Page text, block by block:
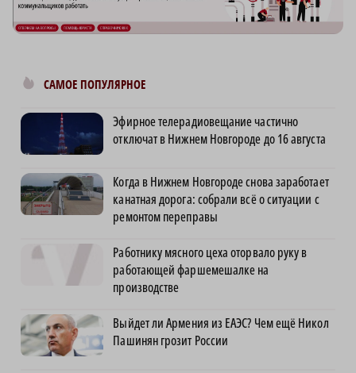
САМОЕ ПОПУЛЯРНОЕ
Эфирное телерадиовещание частично
отключат в Нижнем Новгороде до 16 августа
Когда в Нижнем Новгороде снова заработает
канатная дорога: собрали всё о ситуации с
ремонтом переправы
Работнику мясного цеха оторвало руку в
работающей фаршемешалке на
производстве
Выйдет ли Армения из ЕАЭС? Чем ещё Никол
Пашинян грозит России